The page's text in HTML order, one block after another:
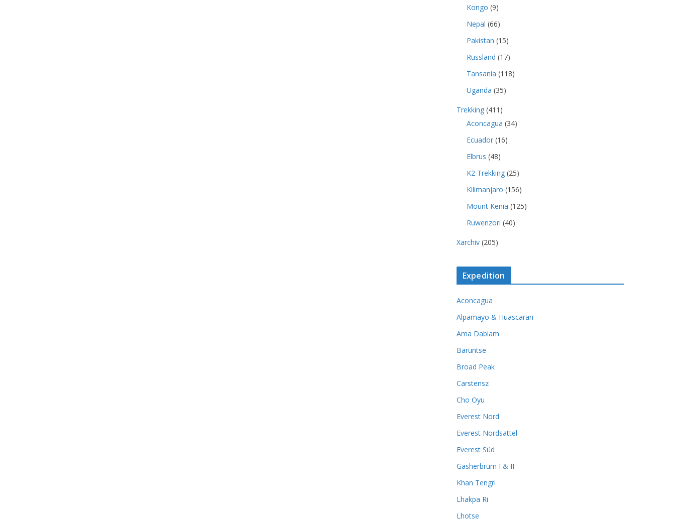
Kongo (9)
Nepal (66)
Pakistan (15)
Russland (17)
Tansania (118)
Uganda (35)
Trekking (411)
Aconcagua (34)
Ecuador (16)
Elbrus (48)
K2 Trekking (25)
Kilimanjaro (156)
Mount Kenia (125)
Ruwenzori (40)
Xarchiv (205)
Expedition
Aconcagua
Alpamayo & Huascaran
Ama Dablam
Baruntse
Broad Peak
Carstensz
Cho Oyu
Everest Nord
Everest Nordsattel
Everest Süd
Gasherbrum I & II
Khan Tengri
Lhakpa Ri
Lhotse